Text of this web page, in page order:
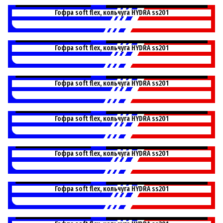
L55120P
Гофра soft flex, кольчуга HYDRA ss201
L55150P
Гофра soft flex, кольчуга HYDRA ss201
L55180P
Гофра soft flex, кольчуга HYDRA ss201
L55200P
Гофра soft flex, кольчуга HYDRA ss201
L55230P
Гофра soft flex, кольчуга HYDRA ss201
L55250P
Гофра soft flex, кольчуга HYDRA ss201